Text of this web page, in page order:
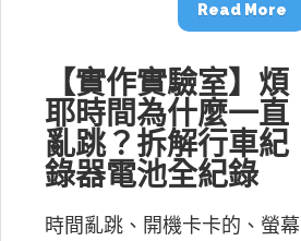
Read More
【實作實驗室】煩
耶時間為什麼一直
亂跳？拆解行車紀
錄器電池全紀錄
時間亂跳、開機卡卡的、螢幕